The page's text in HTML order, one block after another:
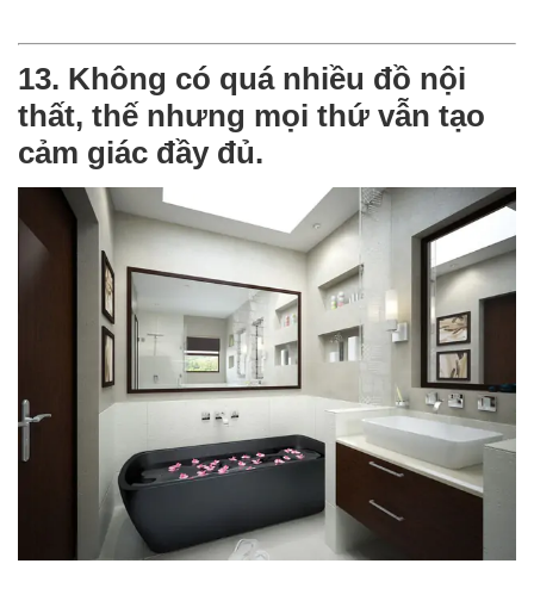
13. Không có quá nhiều đồ nội
thất, thế nhưng mọi thứ vẫn tạo
cảm giác đầy đủ.